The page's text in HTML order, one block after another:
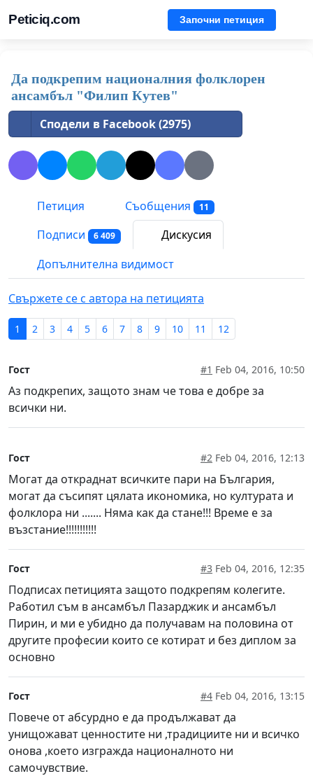
Peticiq.com Започни петиция
Да подкрепим националния фолклорен
ансамбъл "Филип Кутев"
Сподели в Facebook (2975)
Петиция Съобщения 11
Подписи 6 409
Дискусия
Допълнителна видимост
Свържете се с автора на петицията
1 2 3 4 5 6 7 8 9 10 11 12
Гост #1 Feb 04, 2016, 10:50
Аз подкрепих, защото знам че това е добре за
всички ни.
Гост #2 Feb 04, 2016, 12:13
Могат да откраднат всичките пари на България,
могат да съсипят цялата икономика, но културата и
фолклора ни ....... Няма как да стане!!! Време е за
възстание!!!!!!!!!!!
Гост #3 Feb 04, 2016, 12:35
Подписах петицията защото подкрепям колегите.
Работил съм в ансамбъл Пазарджик и ансамбъл
Пирин, и ми е убидно да получавам на половина от
другите професии които се котират и без диплом за
основно
Гост #4 Feb 04, 2016, 13:15
Повече от абсурдно е да продължават да
унищожават ценностите ни ,традициите ни и всичко
онова ,което изгражда националното ни
самочувствие.